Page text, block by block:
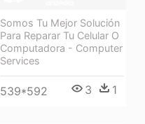
Somos Tu Mejor Solución
Para Reparar Tu Celular O
Computadora - Computer
Services
539*592 3 1